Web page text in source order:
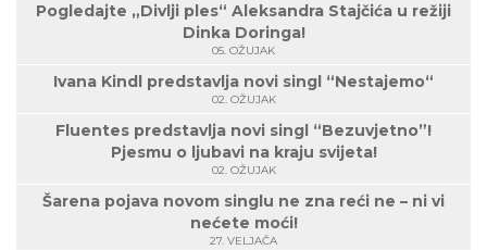
Pogledajte „Divlji ples“ Aleksandra Stajčića u režiji
Dinka Doringa!
05. OŽUJAK
Ivana Kindl predstavlja novi singl “Nestajemo“
02. OŽUJAK
Fluentes predstavlja novi singl “Bezuvjetno”!
Pjesmu o ljubavi na kraju svijeta!
02. OŽUJAK
Šarena pojava novom singlu ne zna reći ne – ni vi
nećete moći!
27. VELJAČA